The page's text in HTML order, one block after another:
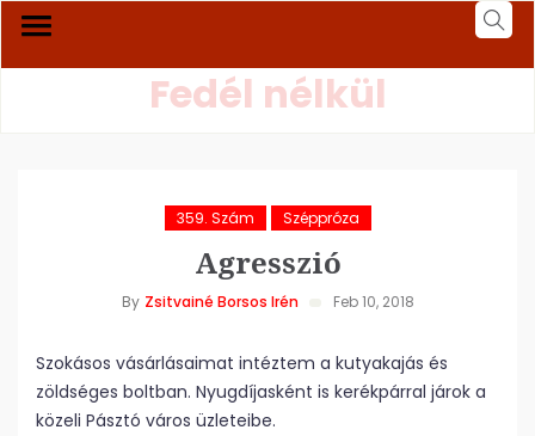
Fedél nélkül
359. Szám Széppróza
Agresszió
By Zsitvainé Borsos Irén Feb 10, 2018
Szokásos vásárlásaimat intéztem a kutyakajás és
zöldséges boltban. Nyugdíjasként is kerékpárral járok a
közeli Pásztó város üzleteibe.